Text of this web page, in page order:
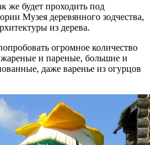
же будет проходить под
Музея деревянного зодчества,
из дерева.
огромное количество
и пареные, большие и
даже варенье из огурцов